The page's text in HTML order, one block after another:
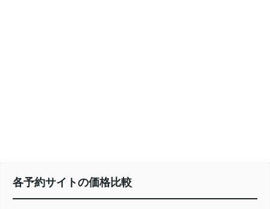
各予約サイトの価格比較